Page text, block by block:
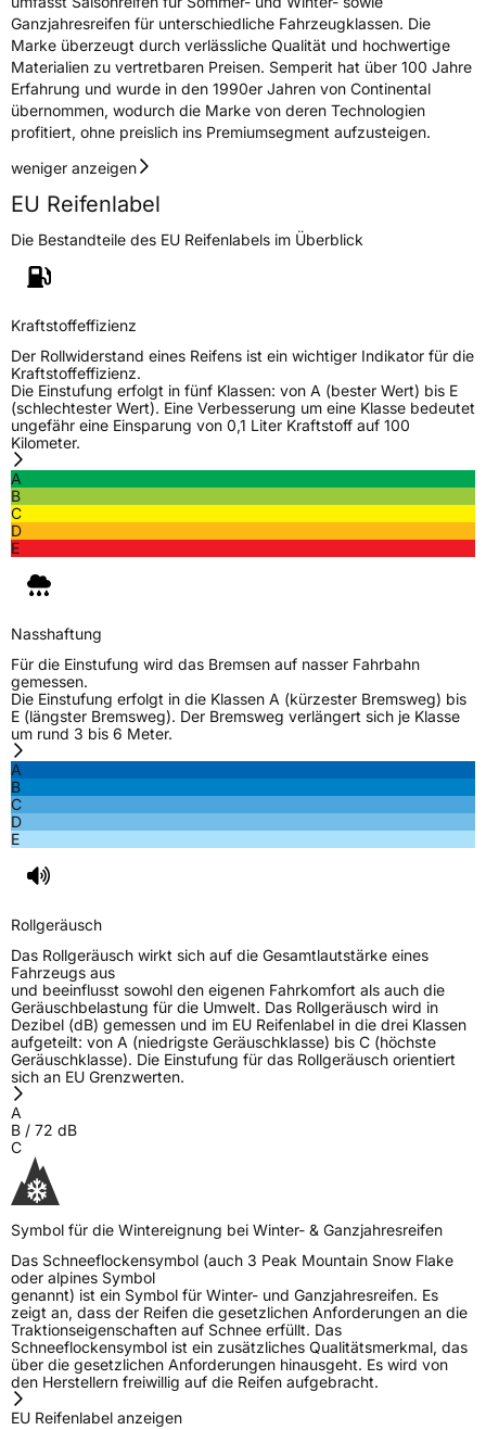
3PMSF / Schneeflockensymbol / Alpine-SymbolJa
EisgripNein
EPREL ID492820
Allgemeine Produktsicherheit (GPSR)
HerstellerkontaktContinental Reifen Deutschland GmbH,
Deutschland,
Ganzjahresreifen für unterschiedliche Fahrzeugklassen. Die
Marke überzeugt durch verlässliche Qualität und hochwertige
Materialien zu vertretbaren Preisen. Semperit hat über 100 Jahre
Erfahrung und wurde in den 1990er Jahren von Continental
übernommen, wodurch die Marke von deren Technologien
profitiert, ohne preislich ins Premiumsegment aufzusteigen.
weniger anzeigen
EU Reifenlabel
Die Bestandteile des EU Reifenlabels im Überblick
Kraftstoffeffizienz
Der Rollwiderstand eines Reifens ist ein wichtiger Indikator für die
Kraftstoffeffizienz.
Die Einstufung erfolgt in fünf Klassen: von A (bester Wert) bis E
(schlechtester Wert). Eine Verbesserung um eine Klasse bedeutet
ungefähr eine Einsparung von 0,1 Liter Kraftstoff auf 100
Kilometer.
A
B
C
D
E
Nasshaftung
Für die Einstufung wird das Bremsen auf nasser Fahrbahn
gemessen.
Die Einstufung erfolgt in die Klassen A (kürzester Bremsweg) bis
E (längster Bremsweg). Der Bremsweg verlängert sich je Klasse
um rund 3 bis 6 Meter.
A
B
C
D
E
Rollgeräusch
Das Rollgeräusch wirkt sich auf die Gesamtlautstärke eines
Fahrzeugs aus
und beeinflusst sowohl den eigenen Fahrkomfort als auch die
Geräuschbelastung für die Umwelt. Das Rollgeräusch wird in
Dezibel (dB) gemessen und im EU Reifenlabel in die drei Klassen
aufgeteilt: von A (niedrigste Geräuschklasse) bis C (höchste
Geräuschklasse). Die Einstufung für das Rollgeräusch orientiert
sich an EU Grenzwerten.
A
B / 72 dB
C
Symbol für die Wintereignung bei Winter- & Ganzjahresreifen
Das Schneeflockensymbol (auch 3 Peak Mountain Snow Flake
oder alpines Symbol
genannt) ist ein Symbol für Winter- und Ganzjahresreifen. Es
zeigt an, dass der Reifen die gesetzlichen Anforderungen an die
Traktionseigenschaften auf Schnee erfüllt. Das
Schneeflockensymbol ist ein zusätzliches Qualitätsmerkmal, das
über die gesetzlichen Anforderungen hinausgeht. Es wird von
den Herstellern freiwillig auf die Reifen aufgebracht.
EU Reifenlabel anzeigen